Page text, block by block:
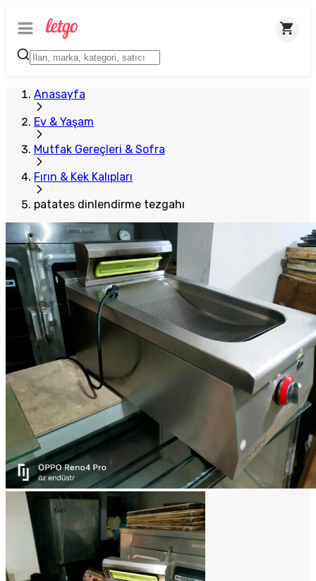
Anasayfa
Ev & Yaşam
Mutfak Gereçleri & Sofra
Fırın & Kek Kalıpları
patates dinlendirme tezgahı
Plus Satıcı